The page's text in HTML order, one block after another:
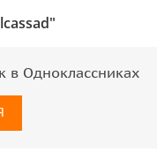
в Одноклассниках